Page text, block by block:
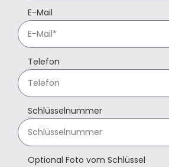
E-Mail
Telefon
Schlüsselnummer
Optional Foto vom Schlüssel